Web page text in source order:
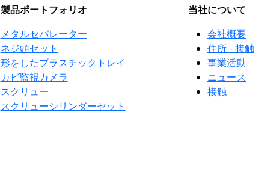
製品ポートフォリオ
メタルセパレーター
ネジ頭セット
形をしたプラスチックトレイ
カビ監視カメラ
スクリュー
スクリューシリンダーセット
当社について
会社概要
住所 - 接触
事業活動
ニュース
接触